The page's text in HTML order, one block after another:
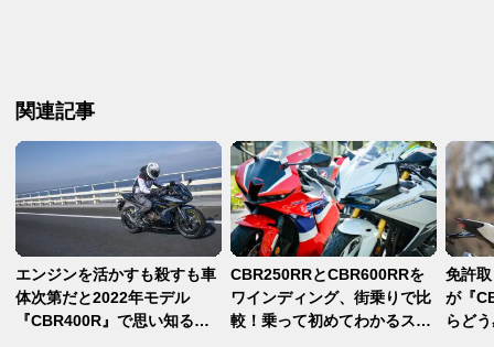
関連記事
エンジンを活かすも殺すも車
体次第だと2022年モデル
『CBR400R』で思い知る
CBR250RRとCBR600RRを
ワインディング、街乗りで比
較！乗って初めてわかるスー
免許
が『
らど